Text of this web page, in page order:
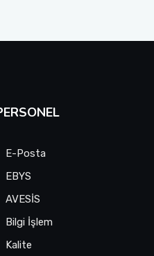
E-Posta
EBYS
AVESİS
Bilgi İşlem
Kalite